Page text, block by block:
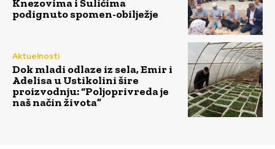
Knezovima i Sulićima
podignuto spomen-obilježje
Aktuelnosti
Dok mladi odlaze iz sela, Emir i
Adelisa u Ustikolini šire
proizvodnju: “Poljoprivreda je
naš način života”